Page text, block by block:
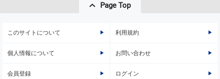
Page Top
このサイトについて 利用規約
個人情報について お問い合わせ
会員登録 ログイン